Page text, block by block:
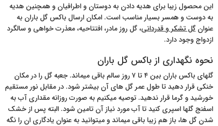
این محصول زیبا برای هدیه دادن به دوستان و اطرافیان و همچنین هدیه
به دوست و همسر بسیار مناسب است. امکان ارسال باکس گل باران به
عنوان گل تشکر و قدردانی، گل روز مادر، افتتاحیه، معذرت خواهی و سالگرد
ازدواج وجود دارد.
نحوه نگهداری از باکس گل باران
گلهای باکس باران بین ۴ تا ۷ روز سالم باقی میماند. جعبه گل را در مکان
خنکی قرار دهید تا طول عمر گل های آن بیشتر شود. در مقابل نور مستقیم
خورشید و گرما قرار ندهید. توصیه میکنیم به صورت روزانه مقداری آب به
اسفنج گلها اسپری کنید تا آب مورد نیاز آن تامین شود. البته پس از خشک
شدن گل ها، باز هم زیبا باقی میماند و میتوانید به عنوان یادگاری ان را نگه